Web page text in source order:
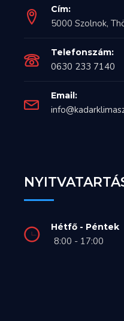
Cím:
5000 Szolnok,
Telefonszám:
0630 233 7140
Email:
Hétfő - Péntek
8:00 - 17:00